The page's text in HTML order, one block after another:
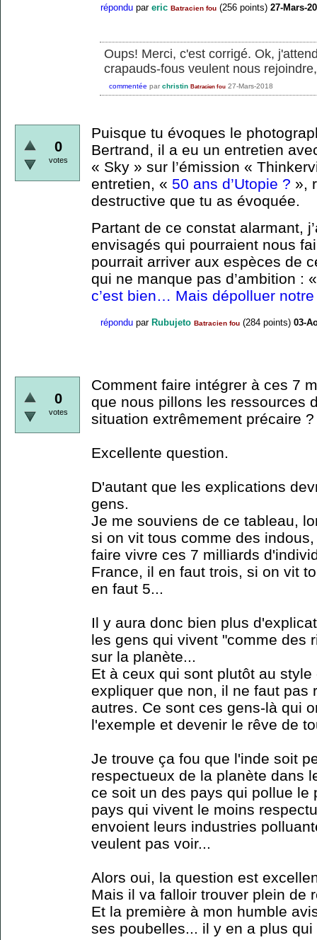
répondu par eric Batracien fou (256 points) 27-Mars-
Oups! Merci, c'est corrigé. Ok,
crapauds-fous veulent nous
commentée par christin Batracien fou 27-Mars-2018
0
votes
Puisque tu évoques le
Bertrand, il a eu un entretien
« Sky » sur l’émission «
entretien, « 50 ans d’Utopie ? »,
destructive que tu as évoquée.
Partant de ce constat alarmant,
envisagés qui pourraient nous
pourrait arriver aux espèces de
qui ne manque pas d’ambition :
c’est bien… Mais dépolluer
répondu par Rubujeto Batracien fou (284 points) 03-
0
votes
Comment faire intégrer à ces 7
que nous pillons les ressources
situation extrêmement précaire ?
Excellente question.
D'autant que les explications
gens.
Je me souviens de ce tableau,
si on vit tous comme des
faire vivre ces 7 milliards
France, il en faut trois, si on vit
en faut 5...
Il y aura donc bien plus
les gens qui vivent "comme des
sur la planète...
Et à ceux qui sont plutôt au
expliquer que non, il ne faut pas
autres. Ce sont ces gens-là qui
l'exemple et devenir le rêve de
Je trouve ça fou que l'inde soit
respectueux de la planète dans
ce soit un des pays qui pollue le
pays qui vivent le moins
envoient leurs industries
veulent pas voir...
Alors oui, la question est
Mais il va falloir trouver plein de
Et la première à mon humble
ses poubelles... il y en a plus